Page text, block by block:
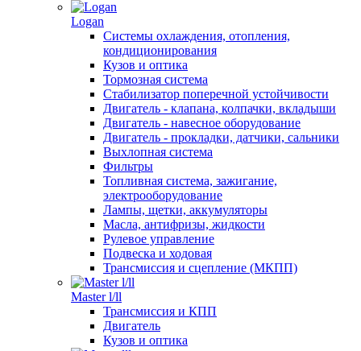
Logan
Системы охлаждения, отопления,
кондиционирования
Кузов и оптика
Тормозная система
Стабилизатор поперечной устойчивости
Двигатель - клапана, колпачки, вкладыши
Двигатель - навесное оборудование
Двигатель - прокладки, датчики, сальники
Выхлопная система
Фильтры
Топливная система, зажигание,
электрооборудование
Лампы, щетки, аккумуляторы
Масла, антифризы, жидкости
Рулевое управление
Подвеска и ходовая
Трансмиссия и сцепление (МКПП)
Master l/ll
Трансмиссия и КПП
Двигатель
Кузов и оптика